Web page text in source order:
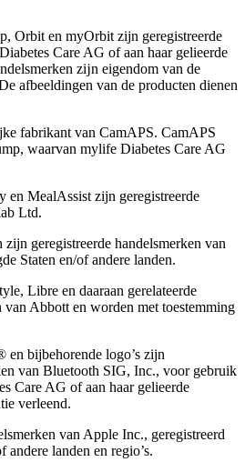
Orbit en myOrbit zijn geregistreerde
Care AG of aan haar gelieerde
zĳn eigendom van de
afbeeldingen van de producten dienen
fabrikant van CamAPS. CamAPS
waarvan mylife Diabetes Care AG
MealAssist zijn geregistreerde
Ltd.
geregistreerde handelsmerken van
Staten en/of andere landen.
Libre en daaraan gerelateerde
Abbott en worden met toestemming
bijbehorende logo’s zijn
van Bluetooth SIG, Inc., voor gebruik
Care AG of aan haar gelieerde
verleend.
van Apple Inc., geregistreerd
andere landen en regio’s.